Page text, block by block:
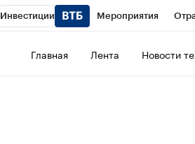
Инвестиции Мероприятия
Главная Лента Новости